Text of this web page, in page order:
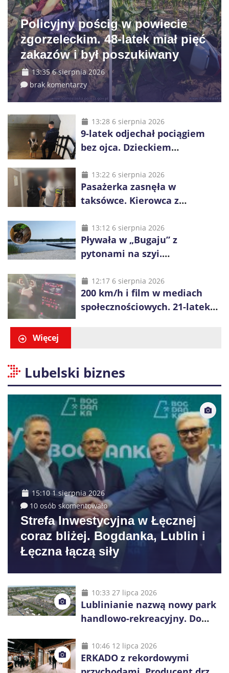
Policyjny pościg w powiecie
zgorzeleckim. 48-latek miał pięć
zakazów i był poszukiwany
13:35 6 sierpnia 2026
brak komentarzy
13:28 6 sierpnia 2026
9-latek odjechał pociągiem
bez ojca. Dzieckiem
i kierownik składu
13:22 6 sierpnia 2026
Pasażerka zasnęła w
taksówce. Kierowca z
na obrzeża Wrocławia
13:12 6 sierpnia 2026
Pływała w „Bugaju” z
pytonami na szyi.
12:17 6 sierpnia 2026
200 km/h i film w mediach
społecznościowych. 21-latek
Więcej
Lubelski biznes
15:10 1 sierpnia 2026
10 osób skomentowało
Strefa Inwestycyjna w Łęcznej
coraz bliżej. Bogdanka, Lublin i
Łęczna łączą siły
10:33 27 lipca 2026
Lublinianie nazwą nowy park
handlowo-rekreacyjny. Do
10:46 12 lipca 2026
ERKADO z rekordowymi